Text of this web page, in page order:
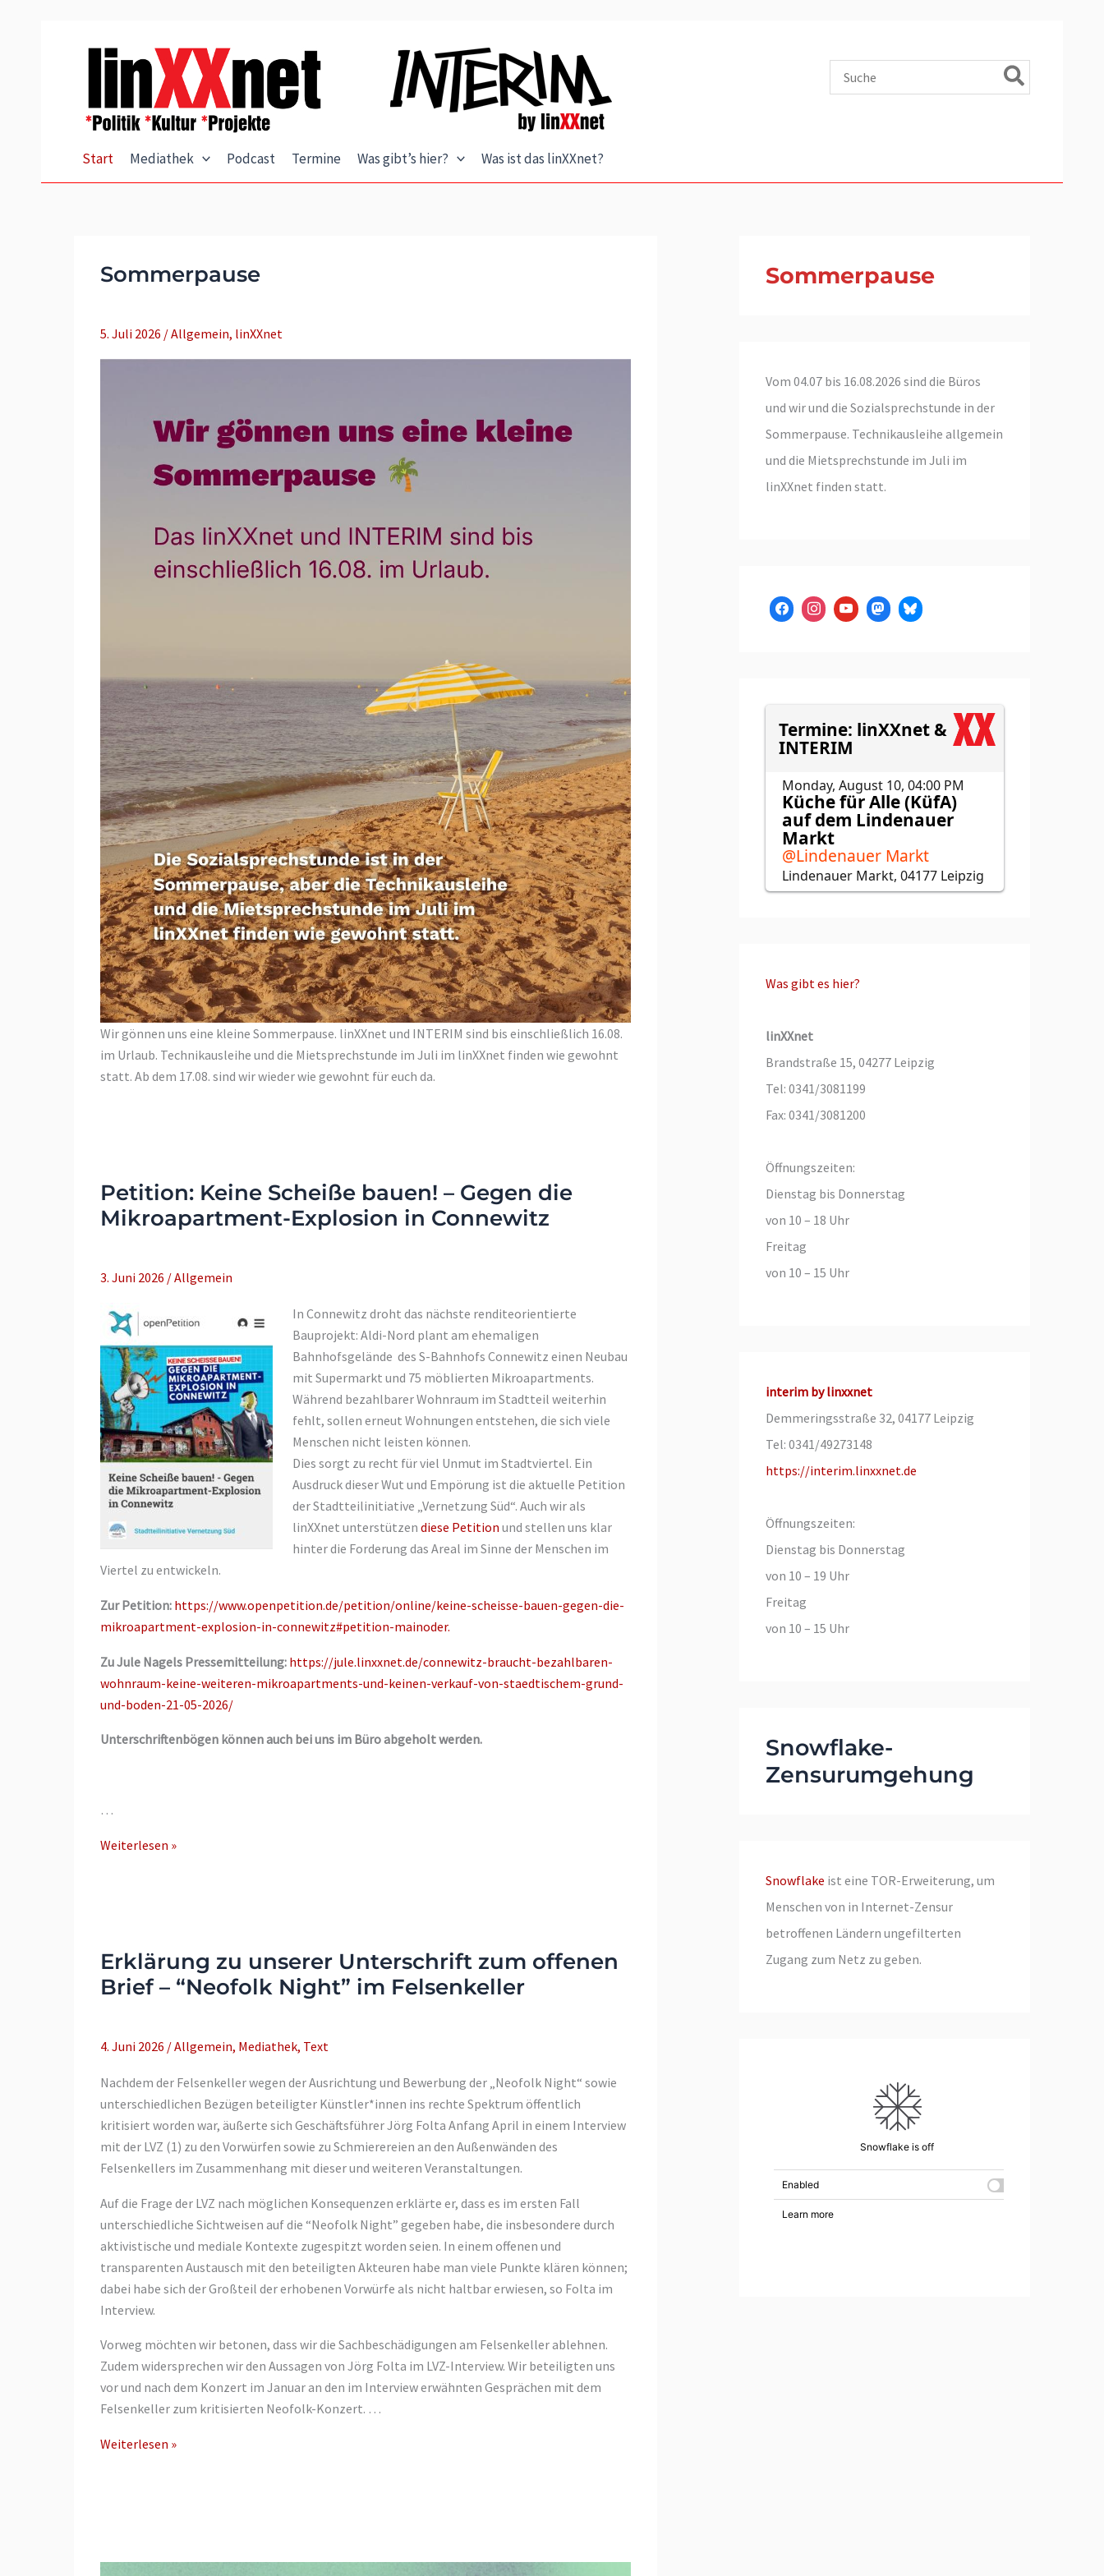
for:
Start Mediathek Podcast Termine Was gibt’s hier? Was ist das linXXnet?
Sommerpause
5. Juli 2026 /Allgemein, linXXnet
Wir gönnen uns eine kleine Sommerpause. linXXnet und INTERIM sind bis einschließlich 16.08.
im Urlaub. Technikausleihe und die Mietsprechstunde im Juli im linXXnet finden wie gewohnt
statt. Ab dem 17.08. sind wir wieder wie gewohnt für euch da.
Petition: Keine Scheiße bauen! – Gegen die
Mikroapartment-Explosion in Connewitz
3. Juni 2026 /Allgemein
In Connewitz droht das nächste renditeorientierte
Bauprojekt: Aldi-Nord plant am ehemaligen
Bahnhofsgelände des S-Bahnhofs Connewitz einen Neubau
mit Supermarkt und 75 möblierten Mikroapartments.
Während bezahlbarer Wohnraum im Stadtteil weiterhin
fehlt, sollen erneut Wohnungen entstehen, die sich viele
Menschen nicht leisten können.
Dies sorgt zu recht für viel Unmut im Stadtviertel. Ein
Ausdruck dieser Wut und Empörung ist die aktuelle Petition
der Stadtteilinitiative „Vernetzung Süd“. Auch wir als
linXXnet unterstützen diese Petition und stellen uns klar
hinter die Forderung das Areal im Sinne der Menschen im
Viertel zu entwickeln.
Zur Petition: https://www.openpetition.de/petition/online/keine-scheisse-bauen-gegen-die-
mikroapartment-explosion-in-connewitz#petition-mainoder.
Zu Jule Nagels Pressemitteilung: https://jule.linxxnet.de/connewitz-braucht-bezahlbaren-
wohnraum-keine-weiteren-mikroapartments-und-keinen-verkauf-von-staedtischem-grund-
und-boden-21-05-2026/
Unterschriftenbögen können auch bei uns im Büro abgeholt werden.
…
Petition:
Gegen
die
Mikroapartment-
Weiterlesen »
Erklärung zu unserer Unterschrift zum offenen
Brief – “Neofolk Night” im Felsenkeller
4. Juni 2026 /Allgemein, Mediathek, Text
Nachdem der Felsenkeller wegen der Ausrichtung und Bewerbung der „Neofolk Night“ sowie
unterschiedlichen Bezügen beteiligter Künstler*innen ins rechte Spektrum öffentlich
kritisiert worden war, äußerte sich Geschäftsführer Jörg Folta Anfang April in einem Interview
mit der LVZ (1) zu den Vorwürfen sowie zu Schmierereien an den Außenwänden des
Felsenkellers im Zusammenhang mit dieser und weiteren Veranstaltungen.
Auf die Frage der LVZ nach möglichen Konsequenzen erklärte er, dass es im ersten Fall
unterschiedliche Sichtweisen auf die “Neofolk Night” gegeben habe, die insbesondere durch
aktivistische und mediale Kontexte zugespitzt worden seien. In einem offenen und
transparenten Austausch mit den beteiligten Akteuren habe man viele Punkte klären können;
dabei habe sich der Großteil der erhobenen Vorwürfe als nicht haltbar erwiesen, so Folta im
Interview.
Vorweg möchten wir betonen, dass wir die Sachbeschädigungen am Felsenkeller ablehnen.
Zudem widersprechen wir den Aussagen von Jörg Folta im LVZ-Interview. Wir beteiligten uns
vor und nach dem Konzert im Januar an den im Interview erwähnten Gesprächen mit dem
Felsenkeller zum kritisierten Neofolk-Konzert. …
Erklärung
Weiterlesen »
Sommerpause
Vom 04.07 bis 16.08.2026 sind die Büros
und wir und die Sozialsprechstunde in der
Sommerpause. Technikausleihe allgemein
und die Mietsprechstunde im Juli im
linXXnet finden statt.
Was gibt es hier?
linXXnet
Brandstraße 15, 04277 Leipzig
Tel: 0341/3081199
Fax: 0341/3081200
Öffnungszeiten:
Dienstag bis Donnerstag
von 10 – 18 Uhr
Freitag
von 10 – 15 Uhr
interim by linxxnet
Demmeringsstraße 32, 04177 Leipzig
Tel: 0341/49273148
https://interim.linxxnet.de
Öffnungszeiten:
Dienstag bis Donnerstag
von 10 – 19 Uhr
Freitag
von 10 – 15 Uhr
Snowflake-
Zensurumgehung
Snowflake ist eine TOR-Erweiterung, um
Menschen von in Internet-Zensur
betroffenen Ländern ungefilterten
Zugang zum Netz zu geben.